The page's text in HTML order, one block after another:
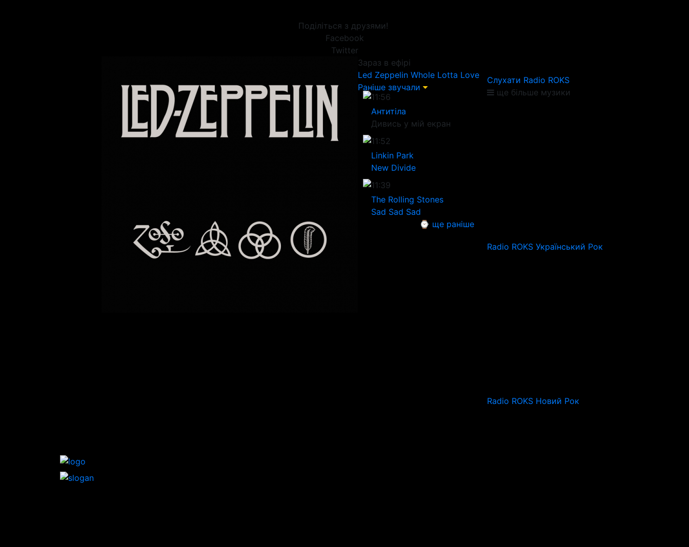
Поділіться з друзями!
Facebook
Twitter
Зараз в ефірі
Led Zeppelin Whole Lotta Love
Раніше звучали
11:56
Антитіла
Дивись у мій екран
11:52
Linkin Park
New Divide
11:39
The Rolling Stones
Sad Sad Sad
⌚ ще раніше
Слухати Radio ROKS
ще більше музики
Radio ROKS Український Рок
Radio ROKS Новий Рок